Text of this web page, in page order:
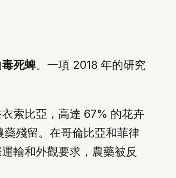
毒死蜱。一項 2018 年的研究
索比亞，高達 67% 的花卉
殘留。在哥倫比亞和菲律
輸和外觀要求，農藥被反